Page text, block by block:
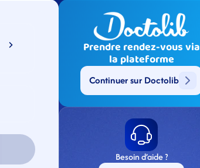
Prendre rendez-vous via
la plateforme
Continuer sur Doctolib
Besoin d’aide ?